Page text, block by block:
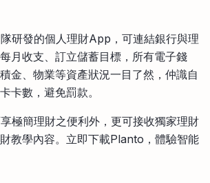
研發的個人理財App，可連結銀行與理
月收支、訂立儲蓄目標，所有電子錢
金、物業等資產狀況一目了然，仲識自
卡數，避免罰款。
極簡理財之便利外，更可接收獨家理財
教學內容。立即下載Planto，體驗智能